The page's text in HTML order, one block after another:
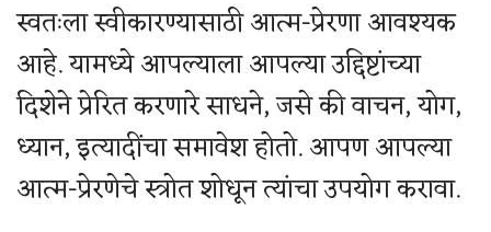
स्वतःला स्वीकारण्यासाठी आत्म-प्रेरणा आवश्यक
आहे. यामध्ये आपल्याला आपल्या उद्दिष्टांच्या
दिशेने प्रेरित करणारे साधने, जसे की वाचन, योग,
ध्यान, इत्यादींचा समावेश होतो. आपण आपल्या
आत्म-प्रेरणेचे स्त्रोत शोधून त्यांचा उपयोग करावा.